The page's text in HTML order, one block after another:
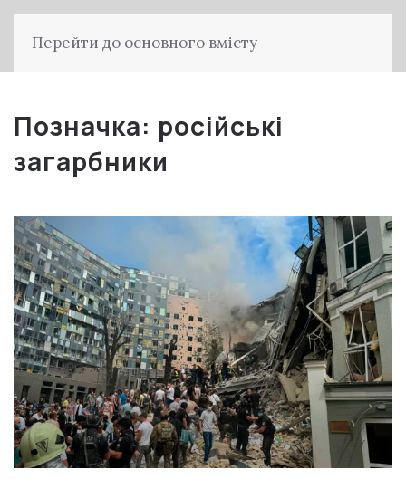
Перейти до основного вмісту
Позначка: російські
загарбники